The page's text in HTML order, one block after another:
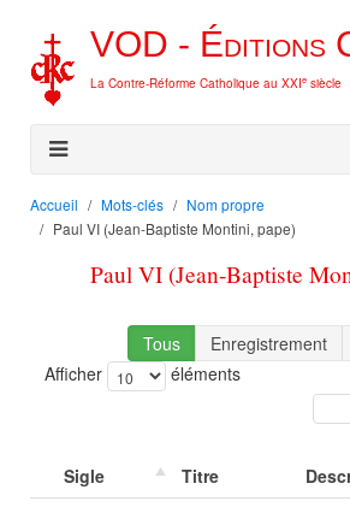
VOD - Éditions
La Contre-Réforme Catholique au XXIe siècle
Accueil Mots-clés
Nom propre
Paul VI (Jean-Baptiste Montini, pape)
Paul VI (Jean-Baptiste
Tous Enregistrement
Afficher
éléments
Sigle Titre